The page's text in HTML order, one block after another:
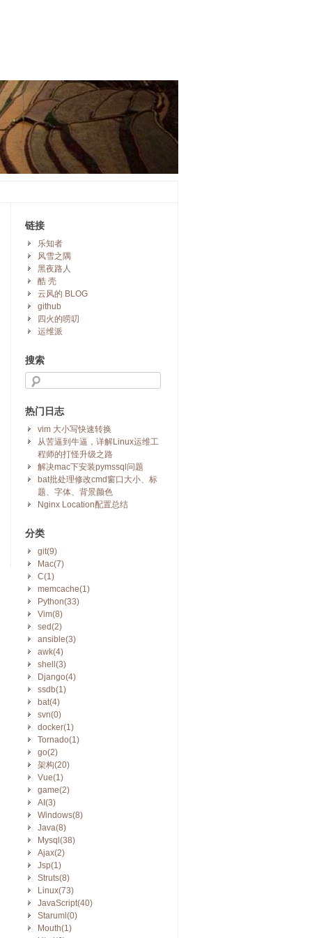
链接
乐知者
风雪之隅
黑夜路人
酷 壳
云风的 BLOG
github
四火的唠叨
运维派
搜索
热门日志
vim 大小写快速转换
从苦逼到牛逼，详解Linux运维工
程师的打怪升级之路
解决mac下安装pymssql问题
bat批处理修改cmd窗口大小、标
题、字体、背景颜色
Nginx Location配置总结
分类
git(9)
Mac(7)
C(1)
memcache(1)
Python(33)
Vim(8)
sed(2)
ansible(3)
awk(4)
shell(3)
Django(4)
ssdb(1)
bat(4)
svn(0)
docker(1)
Tornado(1)
go(2)
架构(20)
Vue(1)
game(2)
AI(3)
Windows(8)
Java(8)
Mysql(38)
Ajax(2)
Jsp(1)
Struts(8)
Linux(73)
JavaScript(40)
Staruml(0)
Mouth(1)